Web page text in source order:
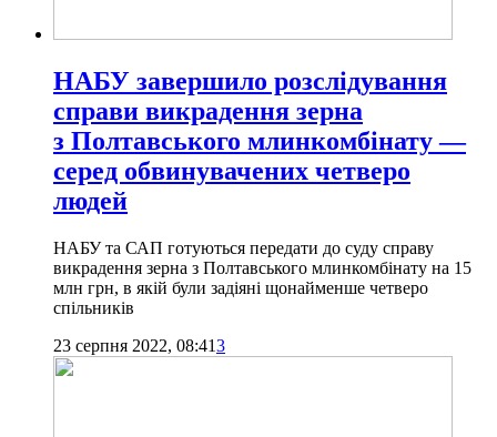
НАБУ завершило розслідування
справи викрадення зерна
з Полтавського млинкомбінату —
серед обвинувачених четверо
людей
НАБУ та САП готуються передати до суду справу
викрадення зерна з Полтавського млинкомбінату на 15
млн грн, в якій були задіяні щонайменше четверо
спільників
23 серпня 2022, 08:413